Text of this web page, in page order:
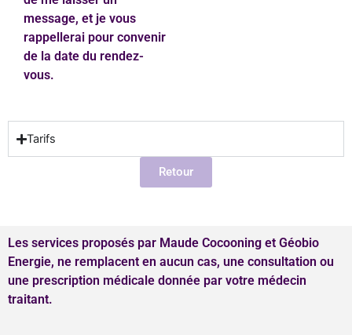
message, et je vous
rappellerai pour convenir
de la date du rendez-
vous.
Tarifs
Retour
Les services proposés par Maude Cocooning et Géobio
Energie, ne remplacent en aucun cas, une consultation ou
une prescription médicale donnée par votre médecin
traitant.